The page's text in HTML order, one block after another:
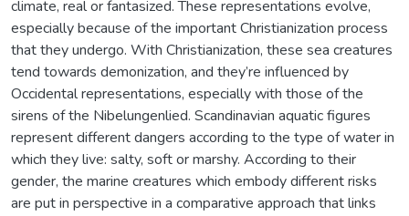
climate, real or fantasized. These representations evolve,
especially because of the important Christianization process
that they undergo. With Christianization, these sea creatures
tend towards demonization, and they’re influenced by
Occidental representations, especially with those of the
sirens of the Nibelungenlied. Scandinavian aquatic figures
represent different dangers according to the type of water in
which they live: salty, soft or marshy. According to their
gender, the marine creatures which embody different risks
are put in perspective in a comparative approach that links